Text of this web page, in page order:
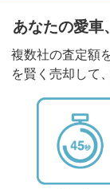
あなたの愛車
複数社の査定額
を賢く売却して